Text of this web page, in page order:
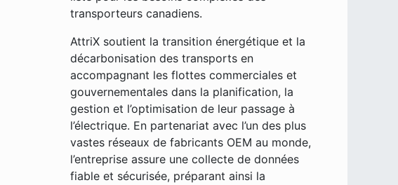
transporteurs canadiens.
AttriX soutient la transition énergétique et la
décarbonisation des transports en
accompagnant les flottes commerciales et
gouvernementales dans la planification, la
gestion et l’optimisation de leur passage à
l’électrique. En partenariat avec l’un des plus
vastes réseaux de fabricants OEM au monde,
l’entreprise assure une collecte de données
fiable et sécurisée, préparant ainsi la